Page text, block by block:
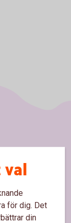
för dig. Det
din